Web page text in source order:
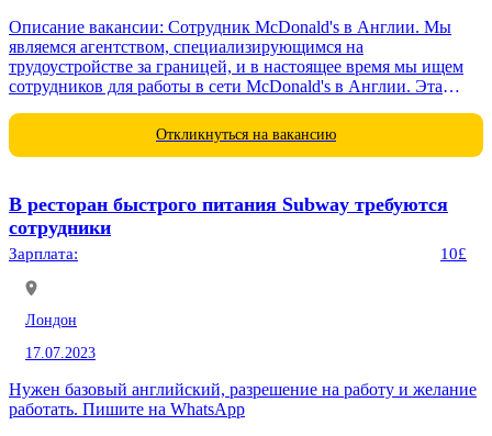
Описание вакансии: Сотрудник McDonald's в Англии. Мы
являемся агентством, специализирующимся на
трудоустройстве за границей, и в настоящее время мы ищем
сотрудников для работы в сети McDonald's в Англии. Эта
Откликнуться на вакансию
В ресторан быстрого питания Subway требуются
сотрудники
Зарплата: 10£
Лондон
17.07.2023
Нужен базовый английский, разрешение на работу и желание
работать. Пишите на WhatsApp